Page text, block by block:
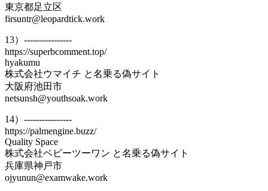
東京都足立区
firsuntr@leopardtick.work
13）----------------
https://superbcomment.top/
hyakumu
株式会社ウマイチ と名乗る偽サイト
大阪府池田市
netsunsh@youthsoak.work
14）----------------
https://palmengine.buzz/
Quality Space
株式会社ベビーツーワン と名乗る偽サイト
兵庫県神戸市
ojyunun@examwake.work